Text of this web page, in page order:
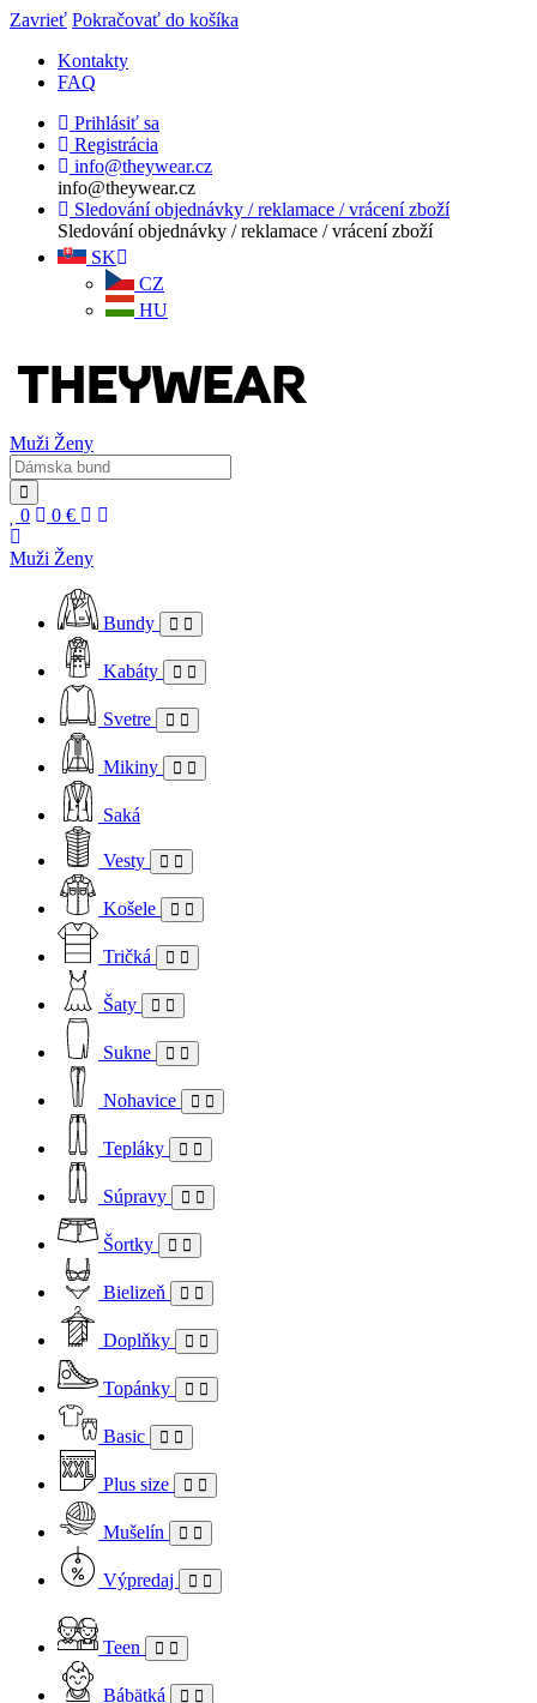
Zavrieť Pokračovať do košíka
Kontakty
FAQ
Prihlásiť sa
Registrácia
info@theywear.cz
info@theywear.cz
Sledování objednávky / reklamace / vrácení zboží
Sledování objednávky / reklamace / vrácení zboží
SK
CZ
HU
Muži Ženy
0 0 €
Muži Ženy
Bundy
Kabáty
Svetre
Mikiny
Saká
Vesty
Košele
Tričká
Šaty
Sukne
Nohavice
Tepláky
Súpravy
Šortky
Bielizeň
Doplňky
Topánky
Basic
Plus size
Mušelín
Výpredaj
Teen
Bábätká